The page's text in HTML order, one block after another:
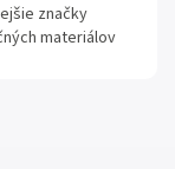
značky
materiálov